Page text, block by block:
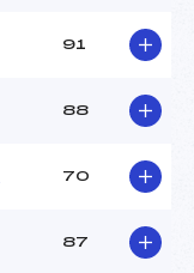
91
88
70
87